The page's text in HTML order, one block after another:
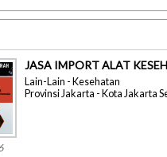
JASA IMPORT ALAT
Lain-Lain - Kesehatan
Provinsi Jakarta - Kota Jakarta